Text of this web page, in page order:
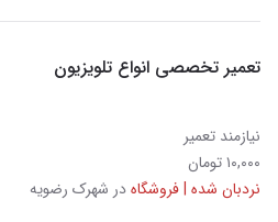
تعمیر تخصصی انواع تلویزیون
نیازمند تعمیر
۱۰,۰۰۰ تومان
نردبان شده | فروشگاهدر شهرک رضویه